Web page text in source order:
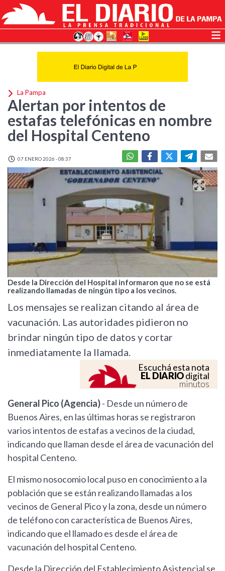
La Pampa
Alertan por intentos de
estafas telefónicas en nombre
del Hospital Centeno
07 ENERO 2026 - 08:37
Desde la Dirección del Hospital informaron que no se está
realizando llamadas de ningún tipo a los vecinos.
Los mensajes se realizan citando al área de
vacunación. Las autoridades pidieron no
brindar ningún tipo de datos y cortar
inmediatamente la llamada.
Escuchá esta nota
EL DIARIOdigital
minutos
General Pico (Agencia)- Desde un número de
Buenos Aires, en las últimas horas se registraron
varios intentos de estafas a vecinos de la ciudad,
indicando que llaman desde el área de vacunación del
hospital Centeno.
El mismo nosocomio local puso en conocimiento a la
población que se están realizando llamadas a los
vecinos de General Pico y la zona, desde un número
de teléfono con característica de Buenos Aires,
indicando que el llamado es desde el área de
vacunación del hospital Centeno.
Desde la Dirección del Establecimiento Asistencial se